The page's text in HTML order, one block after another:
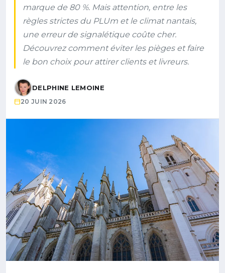
marque de 80 %. Mais attention, entre les
règles strictes du PLUm et le climat nantais,
une erreur de signalétique coûte cher.
Découvrez comment éviter les pièges et faire
le bon choix pour attirer clients et livreurs.
DELPHINE LEMOINE
20 JUIN 2026